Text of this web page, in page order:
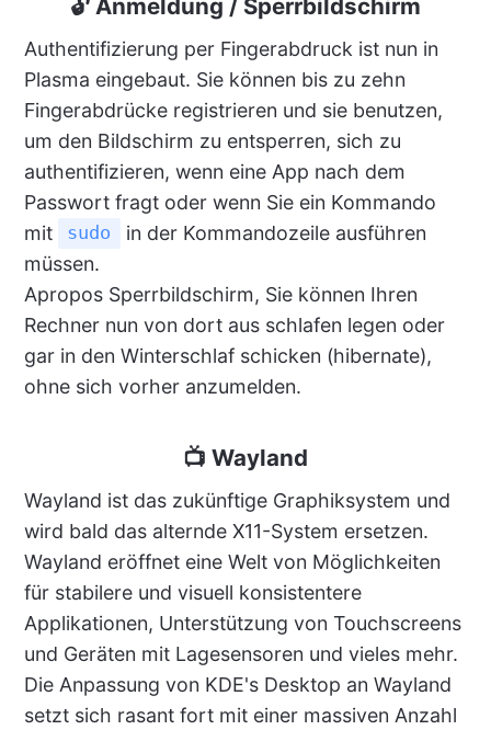
🔓 Anmeldung / Sperrbildschirm
Authentifizierung per Fingerabdruck ist nun in
Plasma eingebaut. Sie können bis zu zehn
Fingerabdrücke registrieren und sie benutzen,
um den Bildschirm zu entsperren, sich zu
authentifizieren, wenn eine App nach dem
Passwort fragt oder wenn Sie ein Kommando
mit
sudo
in der Kommandozeile ausführen
müssen.
Apropos Sperrbildschirm, Sie können Ihren
Rechner nun von dort aus schlafen legen oder
gar in den Winterschlaf schicken (hibernate),
ohne sich vorher anzumelden.
📺 Wayland
Wayland ist das zukünftige Graphiksystem und
wird bald das alternde X11-System ersetzen.
Wayland eröffnet eine Welt von Möglichkeiten
für stabilere und visuell konsistentere
Applikationen, Unterstützung von Touchscreens
und Geräten mit Lagesensoren und vieles mehr.
Die Anpassung von KDE's Desktop an Wayland
setzt sich rasant fort mit einer massiven Anzahl